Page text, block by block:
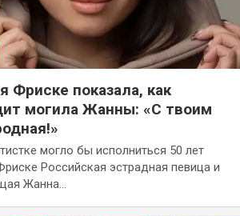
Фриске показала, как
могила Жанны: «С твоим
могло бы исполниться 50 лет
Российская эстрадная певица и
Жанна…